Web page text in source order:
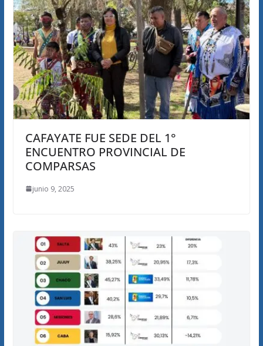
CAFAYATE FUE SEDE DEL 1°
ENCUENTRO PROVINCIAL DE
COMPARSAS
junio 9, 2025